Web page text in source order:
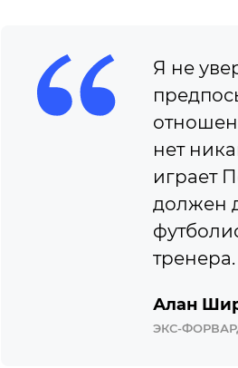
Я не
нет
играет
должен
тренера.
Алан
ЭКС-